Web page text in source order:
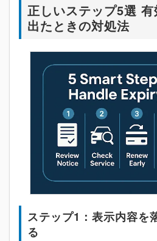
正しいステップ5選
出たときの対処法
ステップ1：表示内容を
る